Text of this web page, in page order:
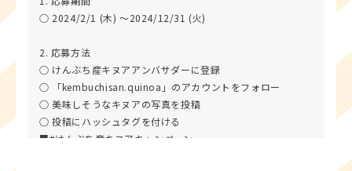
○ 2024/2/1 (木) 〜2024/12/31 (火)
2. 応募方法
○ けんぶち産キヌアアンバサダーに登録
○ 「kembuchisan.quinoa」のアカウントをフォロー
○ 美味しそうなキヌアの写真を投稿
○ 投稿にハッシュタグを付ける
■#けんぶち産キヌアキャンペーン